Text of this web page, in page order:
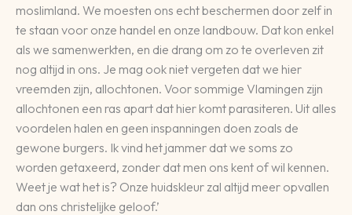
moslimland. We moesten ons echt beschermen door zelf in
te staan voor onze handel en onze landbouw. Dat kon enkel
als we samenwerkten, en die drang om zo te overleven zit
nog altijd in ons. Je mag ook niet vergeten dat we hier
vreemden zijn, allochtonen. Voor sommige Vlamingen zijn
allochtonen een ras apart dat hier komt parasiteren. Uit alles
voordelen halen en geen inspanningen doen zoals de
gewone burgers. Ik vind het jammer dat we soms zo
worden getaxeerd, zonder dat men ons kent of wil kennen.
Weet je wat het is? Onze huidskleur zal altijd meer opvallen
dan ons christelijke geloof.’